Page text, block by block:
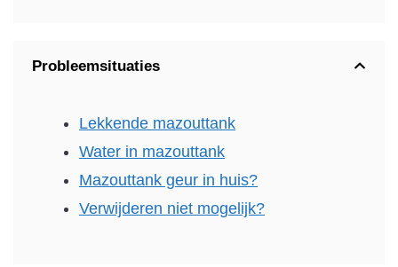
Probleemsituaties
Lekkende mazouttank
Water in mazouttank
Mazouttank geur in huis?
Verwijderen niet mogelijk?